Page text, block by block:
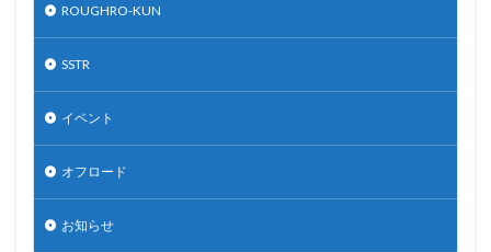
ROUGHRO-KUN
SSTR
イベント
オフロード
お知らせ